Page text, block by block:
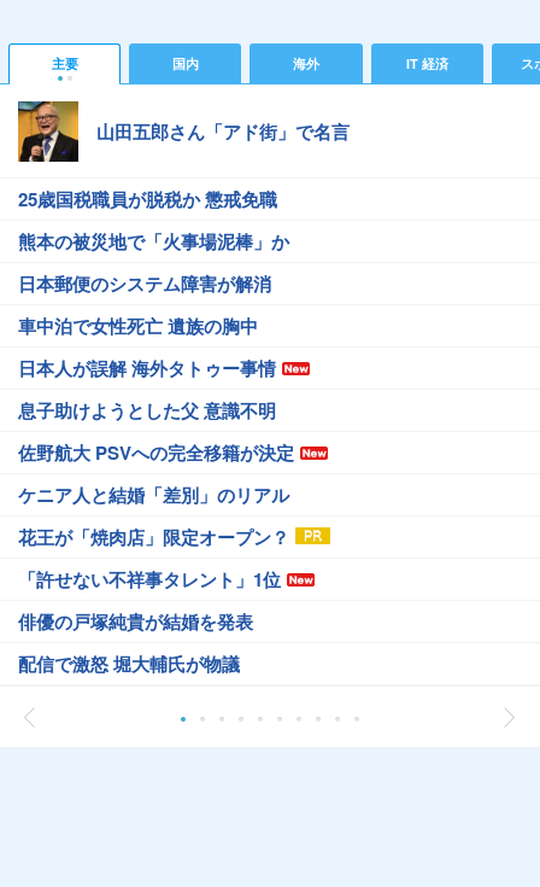
主要 国内 海外 IT 経済 ス
山田五郎さん「アド街」で名言
25歳国税職員が脱税か 懲戒免職
熊本の被災地で「火事場泥棒」か
日本郵便のシステム障害が解消
車中泊で女性死亡 遺族の胸中
日本人が誤解 海外タトゥー事情
息子助けようとした父 意識不明
佐野航大 PSVへの完全移籍が決定
ケニア人と結婚「差別」のリアル
花王が「焼肉店」限定オープン？
「許せない不祥事タレント」1位
俳優の戸塚純貴が結婚を発表
配信で激怒 堀大輔氏が物議